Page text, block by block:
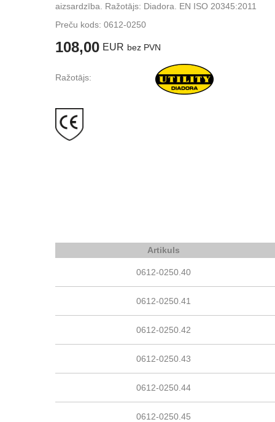
aizsardzība. Ražotājs: Diadora. EN ISO 20345:2011
Preču kods: 0612-0250
108,00 EUR bez PVN
Ražotājs:
Artikuls
0612-0250.40
0612-0250.41
0612-0250.42
0612-0250.43
0612-0250.44
0612-0250.45